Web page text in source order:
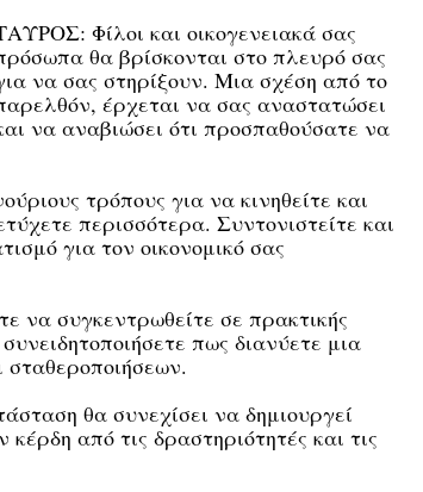
Φίλοι και οικογενειακά σας
θα βρίσκονται στο πλευρό σας
να σας στηρίξουν. Μια σχέση από το
έρχεται να σας αναστατώσει
να αναβιώσει ότι προσπαθούσατε να
τρόπους για να κινηθείτε και
περισσότερα. Συντονιστείτε και
για τον οικονομικό σας
συγκεντρωθείτε σε πρακτικής
πως διανύετε μια
θα συνεχίσει να δημιουργεί
από τις δραστηριότητές και τις